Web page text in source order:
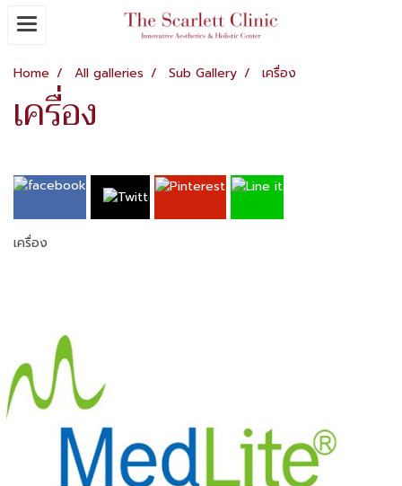
Home All galleries Sub Gallery เครื่อง
เครื่อง
เครื่อง